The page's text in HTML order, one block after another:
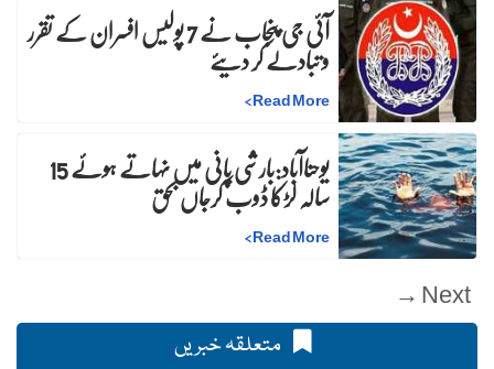
آئی جی پنجاب نے 7 پولیس افسران کے تقرر و تبادلے کر دیئے
Read More
>
یوحناآباد:بارشی پانی میں نہاتے ہوئے 15 سالہ لڑکا ڈوب کرجاں بحق
Read More
>
Next →
متعلقہ خبریں